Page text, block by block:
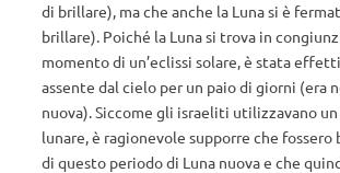
di brillare), ma che anche la Luna si è
brillare). Poiché la Luna si trova in
momento di un’eclissi solare, è stata
assente dal cielo per un paio di giorni (era
nuova). Siccome gli israeliti utilizzavano
lunare, è ragionevole supporre che fossero
di questo periodo di Luna nuova e che